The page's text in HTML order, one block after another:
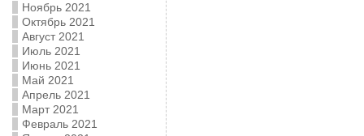
Ноябрь 2021
Октябрь 2021
Август 2021
Июль 2021
Июнь 2021
Май 2021
Апрель 2021
Март 2021
Февраль 2021